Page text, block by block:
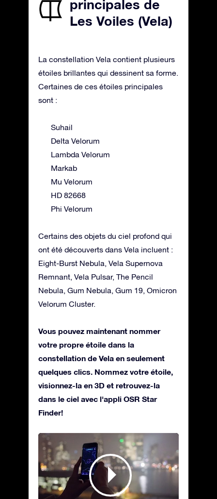
principales de
Les Voiles (Vela)
La constellation Vela contient plusieurs
étoiles brillantes qui dessinent sa forme.
Certaines de ces étoiles principales
sont :
Suhail
Delta Velorum
Lambda Velorum
Markab
Mu Velorum
HD 82668
Phi Velorum
Certains des objets du ciel profond qui
ont été découverts dans Vela incluent :
Eight-Burst Nebula, Vela Supernova
Remnant, Vela Pulsar, The Pencil
Nebula, Gum Nebula, Gum 19, Omicron
Velorum Cluster.
Vous pouvez maintenant nommer
votre propre étoile dans la
constellation de Vela en seulement
quelques clics. Nommez votre étoile,
visionnez-la en 3D et retrouvez-la
dans le ciel avec l'appli OSR Star
Finder!